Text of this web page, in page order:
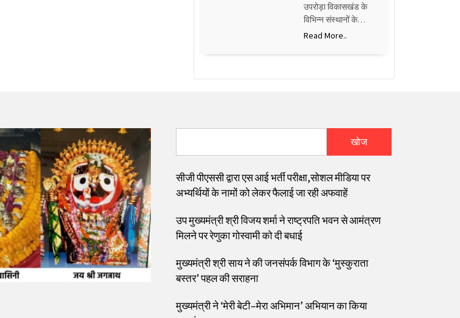
उपरोड़ा विकासखंड के
विभिन्न संस्थानों के…
Read More..
खोज
सीजी पीएससी द्वारा एस आई भर्ती परीक्षा,सोशल मीडिया पर
अभ्यर्थियों के नामों को लेकर फैलाई जा रही अफवाहें
उप मुख्यमंत्री श्री विजय शर्मा ने राष्ट्रपति भवन से आमंत्रण
मिलने पर रेणुका गोस्वामी को दी बधाई
मुख्यमंत्री श्री साय ने की जनसंपर्क विभाग के ‘मुस्कुराता
बस्तर’ पहल की सराहना
मुख्यमंत्री ने ‘मेरी बेटी–मेरा अभिमान’ अभियान का किया